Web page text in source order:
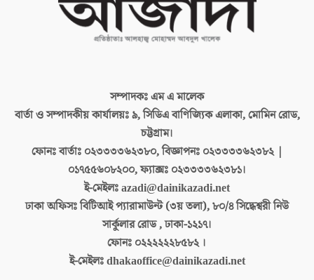
সম্পাদকঃএম এ মালেক
বার্তা ও সম্পাদকীয় কার্যালয়ঃ৯, সিডিএ বাণিজ্যিক এলাকা, মোমিন রোড,
চট্টগ্রাম।
ফোনঃ বার্তাঃ ০২৩৩৩৩৬২৩৮০, বিজ্ঞাপনঃ ০২৩৩৩৩৬২৩৮২ |
০১৭৫৫৬০৮২০০, ফ্যাক্সঃ ০২৩৩৩৩৬২৩৮১।
ই-মেইলঃazadi@dainikazadi.net
ঢাকা অফিসঃবিটিআই প্যারামাউন্ট (৩য় তলা), ৮০/৪ সিদ্ধেশ্বরী নিউ
সার্কুলার রোড , ঢাকা-১২১৭।
ফোনঃ ০২২২২২২৮৫৮২ ।
ই-মেইলঃdhakaoffice@dainikazadi.net